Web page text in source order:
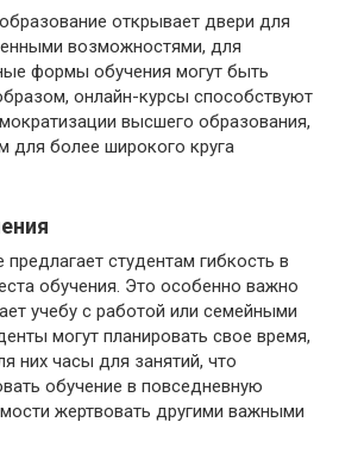
открывает двери для
возможностями, для
формы обучения могут быть
онлайн-курсы способствуют
высшего образования,
для более широкого круга
студентам гибкость в
обучения. Это особенно важно
учебу с работой или семейными
могут планировать свое время,
них часы для занятий, что
обучение в повседневную
жертвовать другими важными